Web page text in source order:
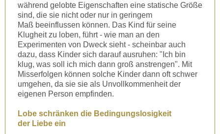
während gelobte Eigenschaften eine statische Größe
sind, die sie nicht oder nur in geringem
Maß beeinflussen können. Das Kind für seine
Klugheit zu loben, führt - wie man an den
Experimenten von Dweck sieht - scheinbar auch
dazu, dass Kinder sich darauf ausruhen: "Ich bin
klug, was soll ich mich dann groß anstrengen". Mit
Misserfolgen können solche Kinder dann oft schwer
umgehen, da sie sie als Unvollkommenheit der
eigenen Person empfinden.
Lobe schränken die Bedingungslosigkeit
der Liebe ein